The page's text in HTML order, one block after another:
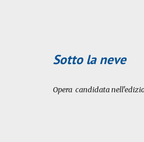
Sotto la neve
Opera candidata